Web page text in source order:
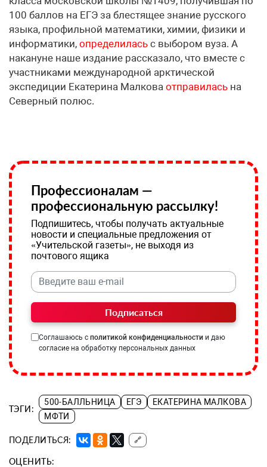
100 баллов на ЕГЭ за блестящее знание русского
языка, профильной математики, химии, физики и
информатики, определилась с выбором вуза. А
накануне наше издание рассказало, что вместе с
участниками международной арктической
экспедиции Екатерина Малкова отправилась на
Северный полюс.
Профессионалам —
профессиональную рассылку!
Подпишитесь, чтобы получать актуальные
новости и специальные предложения от
«Учительской газеты», не выходя из
почтового ящика
Подписаться
Соглашаюсь с политикой конфиденциальности и даю
согласие на обработку персональных данных
ТЭГИ:
500-БАЛЛЬНИЦА ЕГЭ
ЕКАТЕРИНА МАЛКОВА
МФТИ
ПОДЕЛИТЬСЯ: 🔗
ОЦЕНИТЬ: